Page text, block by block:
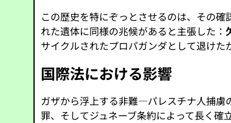
この歴史を特にぞっとさせるのは、その確
れた遺体に同様の兆候があると主張した：
サイクルされたプロパガンダとして退け
国際法における影響
ガザから浮上する非難—パレスチナ人捕虜
罪、そしてジュネーブ条約によって長く確